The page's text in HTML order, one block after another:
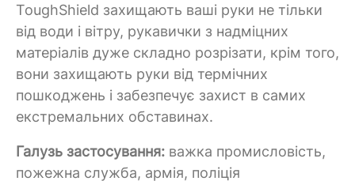
ToughShield захищають ваші руки не тільки
від води і вітру, рукавички з надміцних
матеріалів дуже складно розрізати, крім того,
вони захищають руки від термічних
пошкоджень і забезпечує захист в самих
екстремальних обставинах.
Галузь застосування: важка промисловість,
пожежна служба, армія, поліція